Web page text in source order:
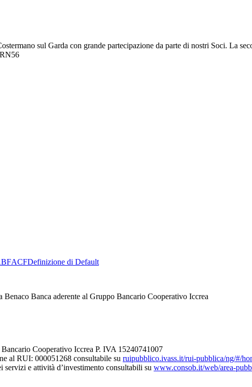
sul Garda con grande partecipazione da parte di nostri Soci. La
ACFDefinizione di Default
Banca aderente al Gruppo Bancario Cooperativo Iccrea
Cooperativo Iccrea P. IVA 15240741007
al RUI: 000051268 consultabile su ruipubblico.ivass.it/rui-pubblica/ng/#/
servizi e attività d’investimento consultabili su www.consob.it/web/area-